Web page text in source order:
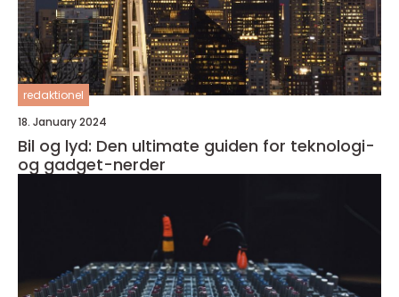
redaktionel
18. January 2024
Bil og lyd: Den ultimate guiden for teknologi-
og gadget-nerder